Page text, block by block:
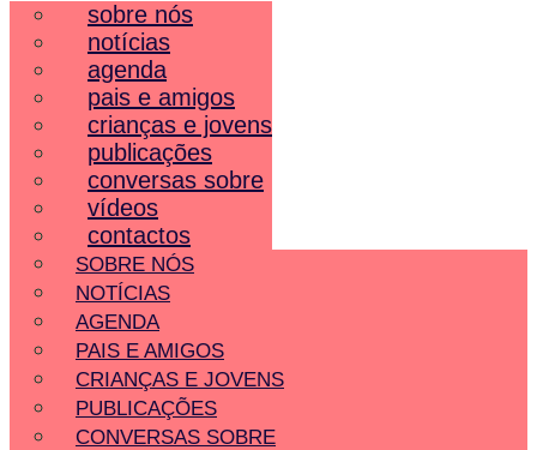
sobre nós
notícias
agenda
pais e amigos
crianças e jovens
publicações
conversas sobre
vídeos
contactos
SOBRE NÓS
NOTÍCIAS
AGENDA
PAIS E AMIGOS
CRIANÇAS E JOVENS
PUBLICAÇÕES
CONVERSAS SOBRE